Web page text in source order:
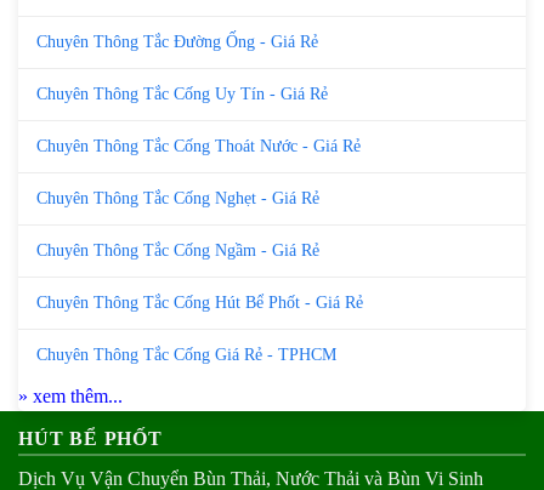
Chuyên Thông Tắc Đường Ống - Giá Rẻ
Chuyên Thông Tắc Cống Uy Tín - Giá Rẻ
Chuyên Thông Tắc Cống Thoát Nước - Giá Rẻ
Chuyên Thông Tắc Cống Nghẹt - Giá Rẻ
Chuyên Thông Tắc Cống Ngầm - Giá Rẻ
Chuyên Thông Tắc Cống Hút Bể Phốt - Giá Rẻ
Chuyên Thông Tắc Cống Giá Rẻ - TPHCM
» xem thêm...
HÚT BỂ PHỐT
Dịch Vụ Vận Chuyển Bùn Thải, Nước Thải và Bùn Vi Sinh